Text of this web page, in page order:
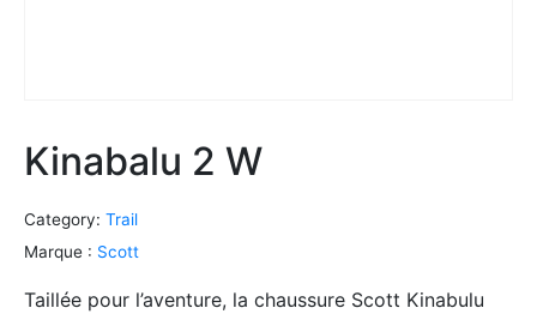
Kinabalu 2 W
Category: Trail
Marque : Scott
Taillée pour l’aventure, la chaussure Scott Kinabulu